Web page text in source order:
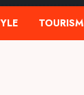
TOURISM